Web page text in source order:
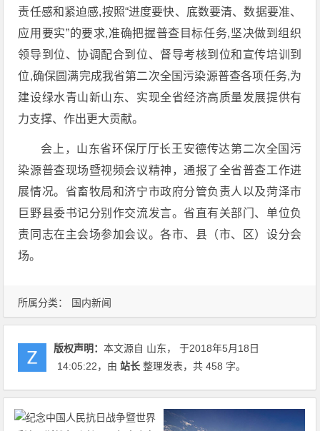
所属分类： 国内新闻
责任感和紧迫感,按照“进度要快、底数要清、数据要准、
应用要实”的要求,准确把握普查目标任务,坚决做到组织
领导到位、协调配合到位、督导考核到位和宣传培训到
位,确保圆满完成我省第二次全国污染源普查各项任务,为
建设绿水青山新山东、实现全省经济高质量发展提供有
力支撑、作出更大贡献。
会上，山东省环保厅厅长王安德传达第二次全国污
染源普查现场暨视频会议精神，通报了全省普查工作进
展情况。省畜牧局和济宁市政府分管负责人以及菏泽市
巨野县委书记分别作交流发言。省直有关部门、单位负
责同志在主会场参加会议。各市、县（市、区）设分会
场。
版权声明：本文源自 山东， 于2018年5月18日
14:05:22，由站长 整理发表，共 458 字。